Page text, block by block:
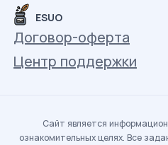
ESUO
Договор-оферта
Центр поддержки
Сайт является
ознакомительных целях. Все